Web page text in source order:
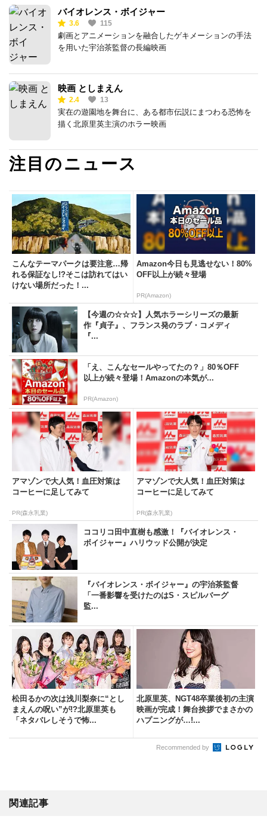
バイオレンス・ボイジャー
3.6 115
劇画とアニメーションを融合したゲキメーションの手法
を用いた宇治茶監督の長編映画
映画 としまえん
2.4 13
実在の遊園地を舞台に、ある都市伝説にまつわる恐怖を
描く北原里英主演のホラー映画
注目のニュース
こんなテーマパークは要注意…帰
れる保証なし!?そこは訪れてはい
けない場所だった！...
Amazon今日も見逃せない！80%
OFF以上が続々登場
PR(Amazon)
【今週の☆☆☆】人気ホラーシリーズの最新
作『貞子』、フランス発のラブ・コメディ
『...
「え、こんなセールやってたの？」80％OFF
以上が続々登場！Amazonの本気が...
PR(Amazon)
アマゾンで大人気！血圧対策は
コーヒーに足してみて
PR(森永乳業)
アマゾンで大人気！血圧対策は
コーヒーに足してみて
PR(森永乳業)
ココリコ田中直樹も感激！『バイオレンス・
ボイジャー』ハリウッド公開が決定
『バイオレンス・ボイジャー』の宇治茶監督
「一番影響を受けたのはS・スピルバーグ
監...
松田るかの次は浅川梨奈に“とし
まえんの呪い”が!?北原里英も
「ネタバレしそうで怖...
北原里英、NGT48卒業後初の主演
映画が完成！舞台挨拶でまさかの
ハプニングが…!...
Recommended by
関連記事